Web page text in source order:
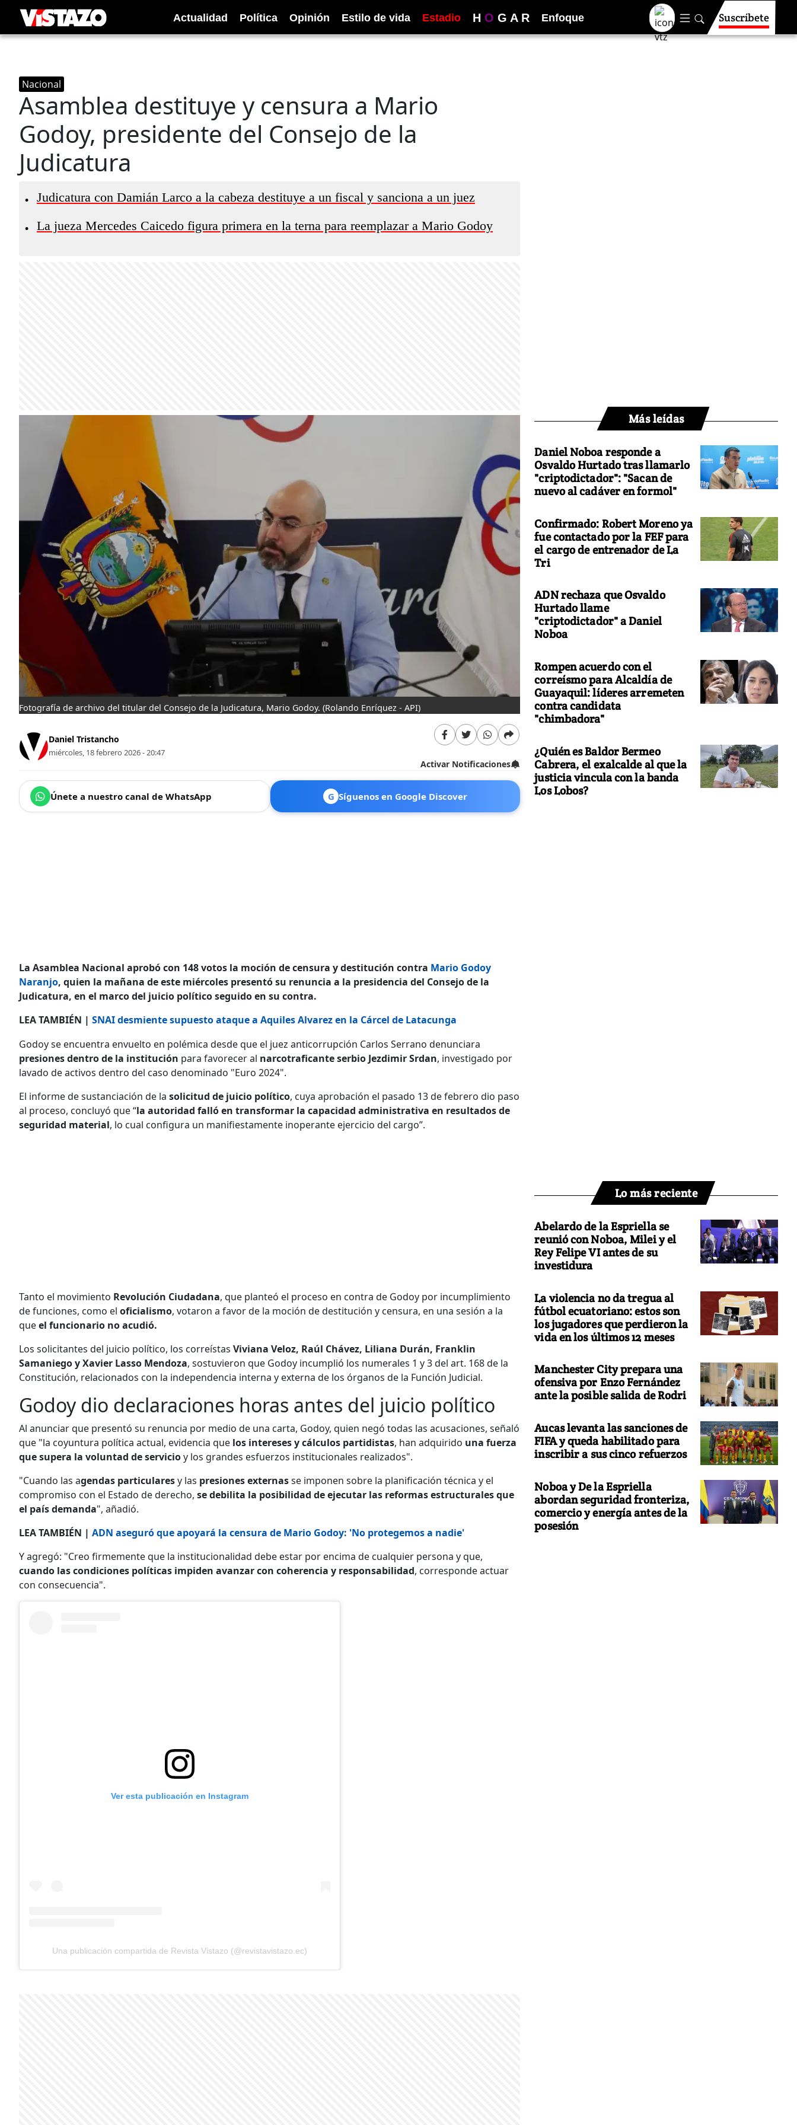
Actualidad Política Opinión Estilo de vida Estadio H O G A R Enfoque Suscríbete
Nacional
Asamblea destituye y censura a Mario
Godoy, presidente del Consejo de la
Judicatura
• Judicatura con Damián Larco a la cabeza destituye a un fiscal y sanciona a un juez
• La jueza Mercedes Caicedo figura primera en la terna para reemplazar a Mario Godoy
Fotografía de archivo del titular del Consejo de la Judicatura, Mario Godoy. (Rolando Enríquez - API)
Daniel Tristancho
miércoles, 18 febrero 2026 - 20:47
Activar Notificaciones
Únete a nuestro canal de WhatsApp G Síguenos en Google Discover
La Asamblea Nacional aprobó con 148 votos la moción de censura y destitución contra Mario Godoy
Naranjo, quien la mañana de este miércoles presentó su renuncia a la presidencia del Consejo de la
Judicatura, en el marco del juicio político seguido en su contra.
LEA TAMBIÉN | SNAI desmiente supuesto ataque a Aquiles Alvarez en la Cárcel de Latacunga
Godoy se encuentra envuelto en polémica desde que el juez anticorrupción Carlos Serrano denunciara
presiones dentro de la institución para favorecer al narcotraficante serbio Jezdimir Srdan, investigado por
lavado de activos dentro del caso denominado "Euro 2024".
El informe de sustanciación de la solicitud de juicio político, cuya aprobación el pasado 13 de febrero dio paso
al proceso, concluyó que “la autoridad falló en transformar la capacidad administrativa en resultados de
seguridad material, lo cual configura un manifiestamente inoperante ejercicio del cargo”.
Tanto el movimiento Revolución Ciudadana, que planteó el proceso en contra de Godoy por incumplimiento
de funciones, como el oficialismo, votaron a favor de la moción de destitución y censura, en una sesión a la
queel funcionario no acudió.
Los solicitantes del juicio político, los correístas Viviana Veloz, Raúl Chávez, Liliana Durán, Franklin
Samaniego y Xavier Lasso Mendoza, sostuvieron que Godoy incumplió los numerales 1 y 3 del art. 168 de la
Constitución, relacionados con la independencia interna y externa de los órganos de la Función Judicial.
Godoy dio declaraciones horas antes del juicio político
Al anunciar que presentó su renuncia por medio de una carta, Godoy, quien negó todas las acusaciones, señaló
que "la coyuntura política actual, evidencia que los intereses y cálculos partidistas, han adquirido una fuerza
que supera la voluntad de servicioy los grandes esfuerzos institucionales realizados".
"Cuando las agendas particularesy las presiones externasse imponen sobre la planificación técnica y el
compromiso con el Estado de derecho, se debilita la posibilidad de ejecutar las reformas estructurales que
el país demanda", añadió.
LEA TAMBIÉN | ADN aseguró que apoyará la censura de Mario Godoy: 'No protegemos a nadie'
Y agregó: "Creo firmemente que la institucionalidad debe estar por encima de cualquier persona y que,
cuando las condiciones políticas impiden avanzar con coherencia y responsabilidad, corresponde actuar
con consecuencia".
Ver esta publicación en Instagram
Una publicación compartida de Revista Vistazo (@revistavistazo.ec)
Más leídas
Daniel Noboa responde a
Osvaldo Hurtado tras llamarlo
"criptodictador": "Sacan de
nuevo al cadáver en formol"
Confirmado: Robert Moreno ya
fue contactado por la FEF para
el cargo de entrenador de La
Tri
ADN rechaza que Osvaldo
Hurtado llame
"criptodictador" a Daniel
Noboa
Rompen acuerdo con el
correísmo para Alcaldía de
Guayaquil: líderes arremeten
contra candidata
"chimbadora"
¿Quién es Baldor Bermeo
Cabrera, el exalcalde al que la
justicia vincula con la banda
Los Lobos?
Lo más reciente
Abelardo de la Espriella se
reunió con Noboa, Milei y el
Rey Felipe VI antes de su
investidura
La violencia no da tregua al
fútbol ecuatoriano: estos son
los jugadores que perdieron la
vida en los últimos 12 meses
Manchester City prepara una
ofensiva por Enzo Fernández
ante la posible salida de Rodri
Aucas levanta las sanciones de
FIFA y queda habilitado para
inscribir a sus cinco refuerzos
Noboa y De la Espriella
abordan seguridad fronteriza,
comercio y energía antes de la
posesión